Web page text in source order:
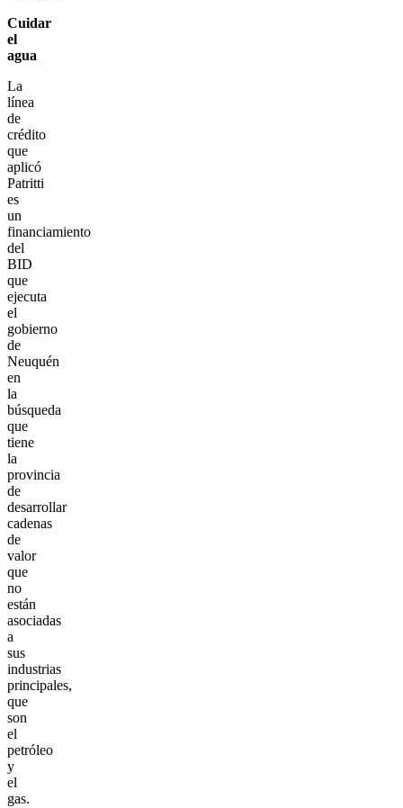
Cuidar
el
agua
La
línea
de
crédito
que
aplicó
Patritti
es
un
financiamiento
del
BID
que
ejecuta
el
gobierno
de
Neuquén
en
la
búsqueda
que
tiene
la
provincia
de
desarrollar
cadenas
de
valor
que
no
están
asociadas
a
sus
industrias
principales,
que
son
el
petróleo
y
el
gas.